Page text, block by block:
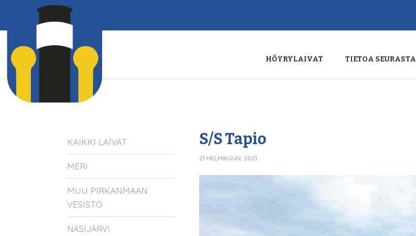
HÖYRYLAIVAT TIETOA SEURASTA
S/S Tapio
21 HELMIKUUN, 2021
KAIKKI LAIVAT
MERI
MUU PIRKANMAAN
VESISTÖ
NÄSIJÄRVI